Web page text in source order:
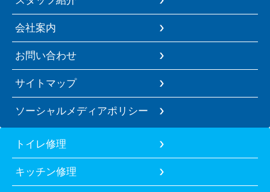
会社案内
お問い合わせ
サイトマップ
ソーシャルメディアポリシー
トイレ修理
キッチン修理